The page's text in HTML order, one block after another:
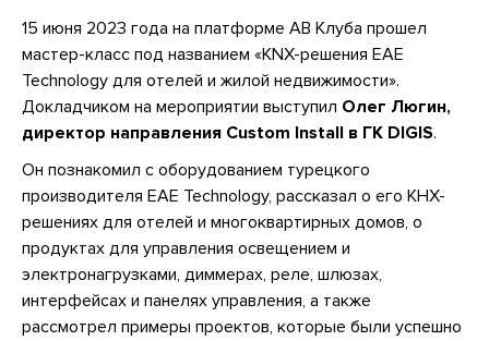
15 июня 2023 года на платформе АВ Клуба прошел
мастер-класс под названием «KNX-решения EAE
Technology для отелей и жилой недвижимости».
Докладчиком на мероприятии выступил Олег Люгин,
директор направления Custom Install в ГК DIGIS.
Он познакомил с оборудованием турецкого
производителя EAE Technology, рассказал о его КНХ-
решениях для отелей и многоквартирных домов, о
продуктах для управления освещением и
электронагрузками, диммерах, реле, шлюзах,
интерфейсах и панелях управления, а также
рассмотрел примеры проектов, которые были успешно